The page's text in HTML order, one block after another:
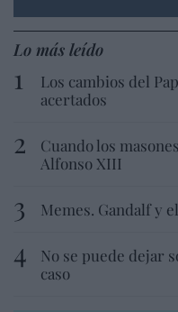
Lo más leído
Los cambios del
acertados
Cuando los
Alfonso XIII
Memes. Gandalf y
No se puede dejar
caso